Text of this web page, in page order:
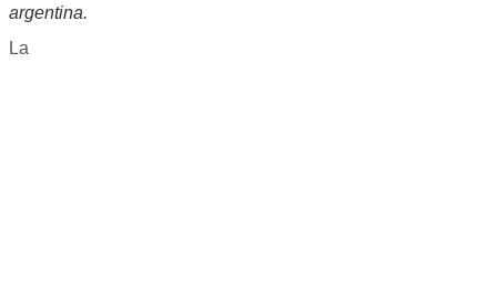
argentina.
La